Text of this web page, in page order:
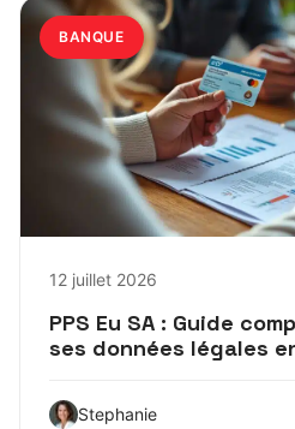
BANQUE
12 juillet 2026
PPS Eu SA : Guide
ses données légales
Stephanie